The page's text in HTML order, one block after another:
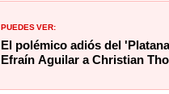
PUEDES VER:
El polémico adiós del
Efraín Aguilar a Christian